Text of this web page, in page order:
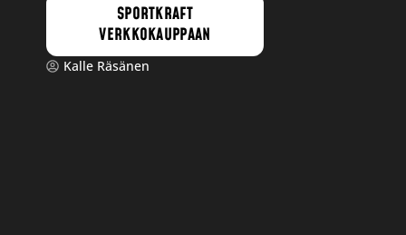
SPORTKRAFT
VERKKOKAUPPAAN
Kalle Räsänen